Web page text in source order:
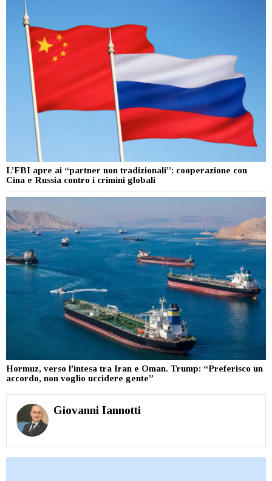
L’FBI apre ai “partner non tradizionali”: cooperazione con
Cina e Russia contro i crimini globali
Hormuz, verso l’intesa tra Iran e Oman. Trump: “Preferisco un
accordo, non voglio uccidere gente”
Giovanni Iannotti